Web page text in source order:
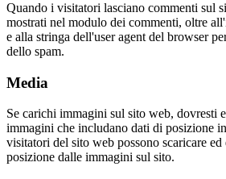
Quando i visitatori lasciano commenti sul
mostrati nel modulo dei commenti, oltre
e alla stringa dell'user agent del browser
dello spam.
Media
Se carichi immagini sul sito web, dovresti
immagini che includano dati di posizione
visitatori del sito web possono scaricare ed
posizione dalle immagini sul sito.